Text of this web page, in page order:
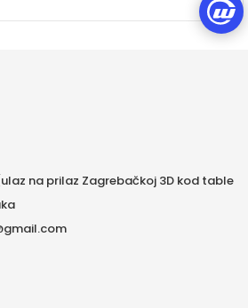
na prilaz Zagrebačkoj 3D kod table